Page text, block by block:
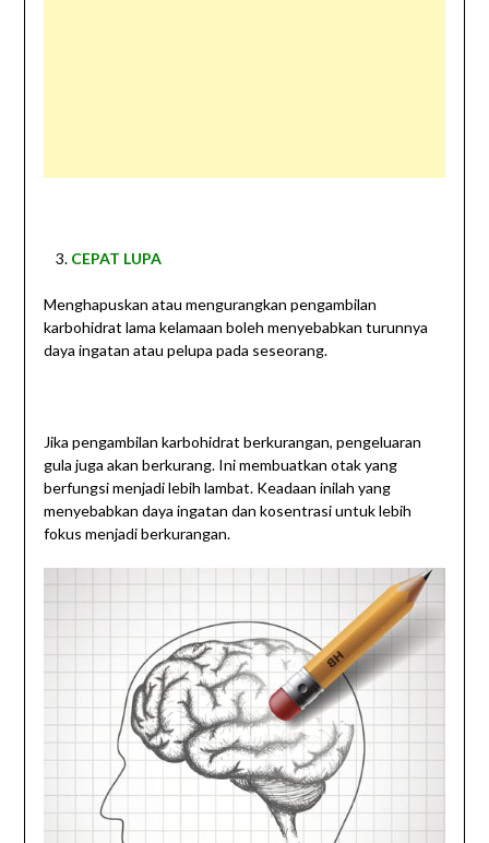
CEPAT LUPA
Menghapuskan atau mengurangkan pengambilan
karbohidrat lama kelamaan boleh menyebabkan turunnya
daya ingatan atau pelupa pada seseorang.
Jika pengambilan karbohidrat berkurangan, pengeluaran
gula juga akan berkurang. Ini membuatkan otak yang
berfungsi menjadi lebih lambat. Keadaan inilah yang
menyebabkan daya ingatan dan kosentrasi untuk lebih
fokus menjadi berkurangan.